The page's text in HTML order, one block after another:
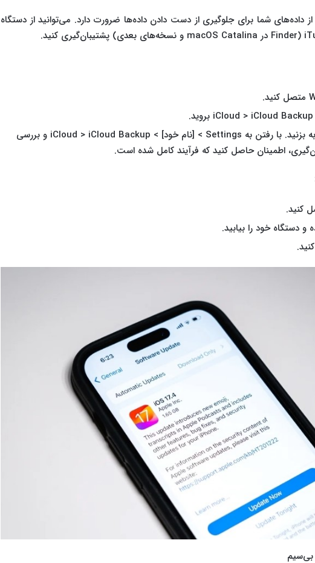
از داده‌های شما برای جلوگیری از دست دادن داده‌ها ضرورت دارد. می‌توانید از دستگاه
بر روی Back Up Now ضربه بزنید. با رفتن به Settings > [نام خود] > iCloud > iCloud Backup و بررسی
اطمینان حاصل کنید که فرآیند کامل شده است.
کنید.